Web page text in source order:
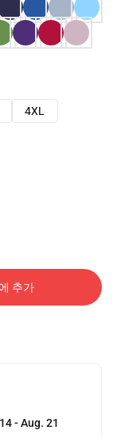
4XL
추가
- Aug. 21